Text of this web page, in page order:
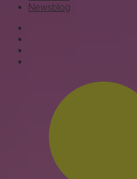
Newsblog